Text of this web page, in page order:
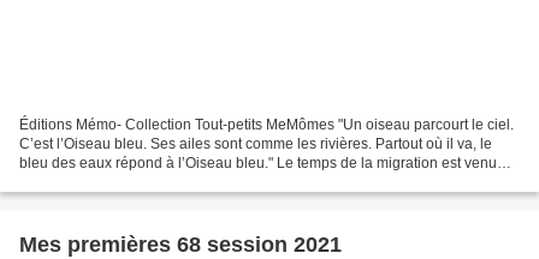
Éditions Mémo- Collection Tout-petits MeMômes "Un oiseau parcourt le ciel.
C’est l’Oiseau bleu. Ses ailes sont comme les rivières. Partout où il va, le
bleu des eaux répond à l’Oiseau bleu." Le temps de la migration est venu
Mes premières 68 session 2021